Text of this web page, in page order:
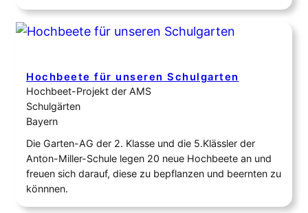
klarer wurde uns, dass wir unseren Garten nicht nur
schöner gestalten, sondern einen Ort schaffen wollten,
der Wildbienen, Schmetterlingen, Vögeln, Igeln und
Hochbeete für unseren Schulgarten
Hochbeet-Projekt der AMS
Schulgärten
Bayern
Die Garten-AG der 2. Klasse und die 5.Klässler der
Anton-Miller-Schule legen 20 neue Hochbeete an und
freuen sich darauf, diese zu bepflanzen und beernten zu
könnnen.